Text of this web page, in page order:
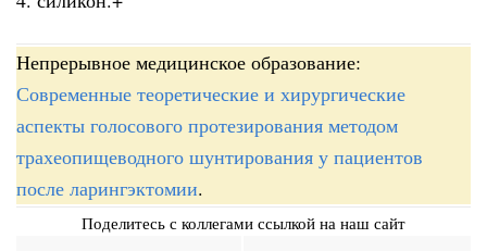
Непрерывное медицинское образование:
Современные теоретические и хирургические
аспекты голосового протезирования методом
трахеопищеводного шунтирования у пациентов
после ларингэктомии.
Поделитесь с коллегами ссылкой на наш сайт